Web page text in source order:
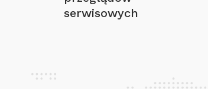
serwisowych